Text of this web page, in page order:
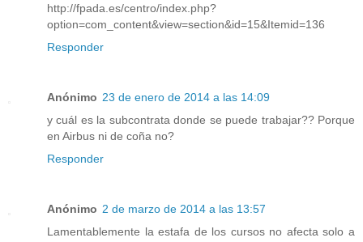
http://fpada.es/centro/index.php?
option=com_content&view=section&id=15&Itemid=136
Responder
Anónimo 23 de enero de 2014 a las 14:09
y cuál es la subcontrata donde se puede trabajar?? Porque
en Airbus ni de coña no?
Responder
Anónimo 2 de marzo de 2014 a las 13:57
Lamentablemente la estafa de los cursos no afecta solo a